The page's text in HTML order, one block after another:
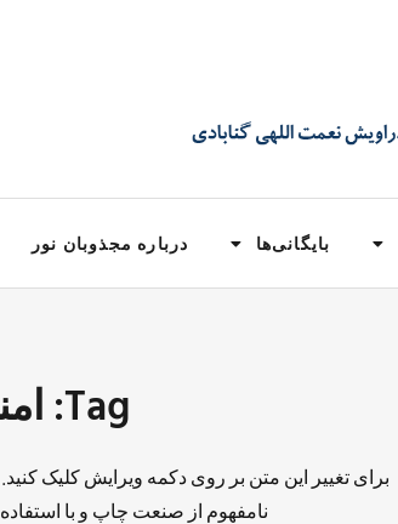
بایگانی‌ها درباره مجذوبان نور
Tag: امنیتی
برای تغییر این متن بر روی دکمه ویرایش کلیک
نامفهوم از صنعت چاپ و با